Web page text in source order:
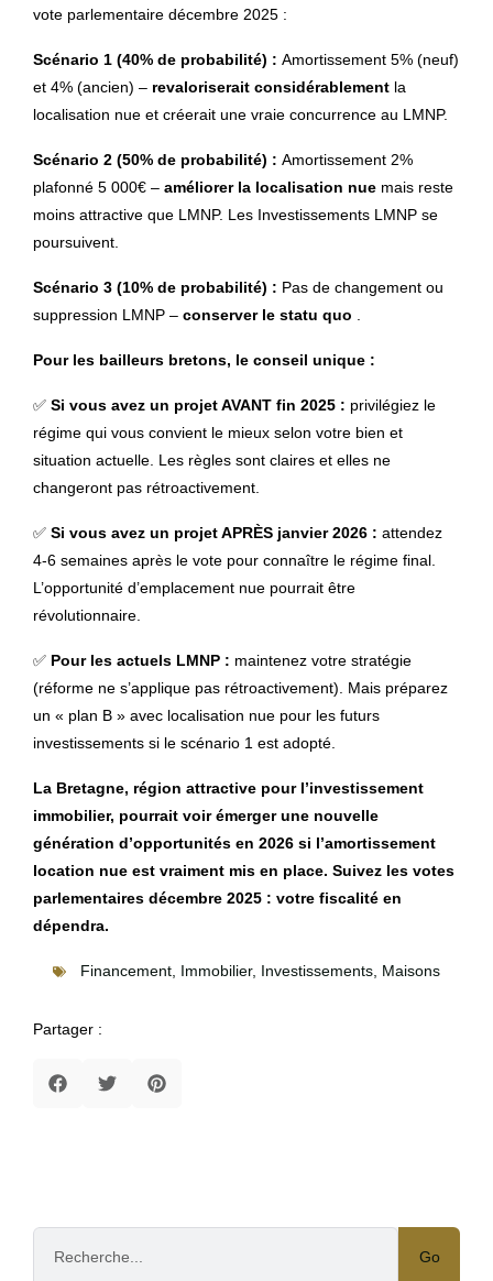
Go
Partager :
vote parlementaire décembre 2025 :
Scénario 1 (40% de probabilité) : Amortissement 5% (neuf)
et 4% (ancien) – revaloriserait considérablement la
localisation nue et créerait une vraie concurrence au LMNP.
Scénario 2 (50% de probabilité) : Amortissement 2%
plafonné 5 000€ – améliorer la localisation nue mais reste
moins attractive que LMNP. Les Investissements LMNP se
poursuivent.
Scénario 3 (10% de probabilité) : Pas de changement ou
suppression LMNP – conserver le statu quo
Pour les bailleurs bretons, le conseil unique :
✅ Si vous avez un projet AVANT fin 2025 : privilégiez le
régime qui vous convient le mieux selon votre bien et
situation actuelle. Les règles sont claires et elles ne
changeront pas rétroactivement.
✅ Si vous avez un projet APRÈS janvier 2026 : attendez
4-6 semaines après le vote pour connaître le régime final.
L’opportunité d’emplacement nue pourrait être
révolutionnaire.
✅ Pour les actuels LMNP : maintenez votre stratégie
(réforme ne s’applique pas rétroactivement). Mais préparez
un « plan B » avec localisation nue pour les futurs
investissements si le scénario 1 est adopté.
La Bretagne, région attractive pour l’investissement
immobilier, pourrait voir émerger une nouvelle
génération d’opportunités en 2026 si l’amortissement
location nue est vraiment mis en place. Suivez les votes
parlementaires décembre 2025 : votre fiscalité en
dépendra.
Financement Immobilier, Investissements Maisons